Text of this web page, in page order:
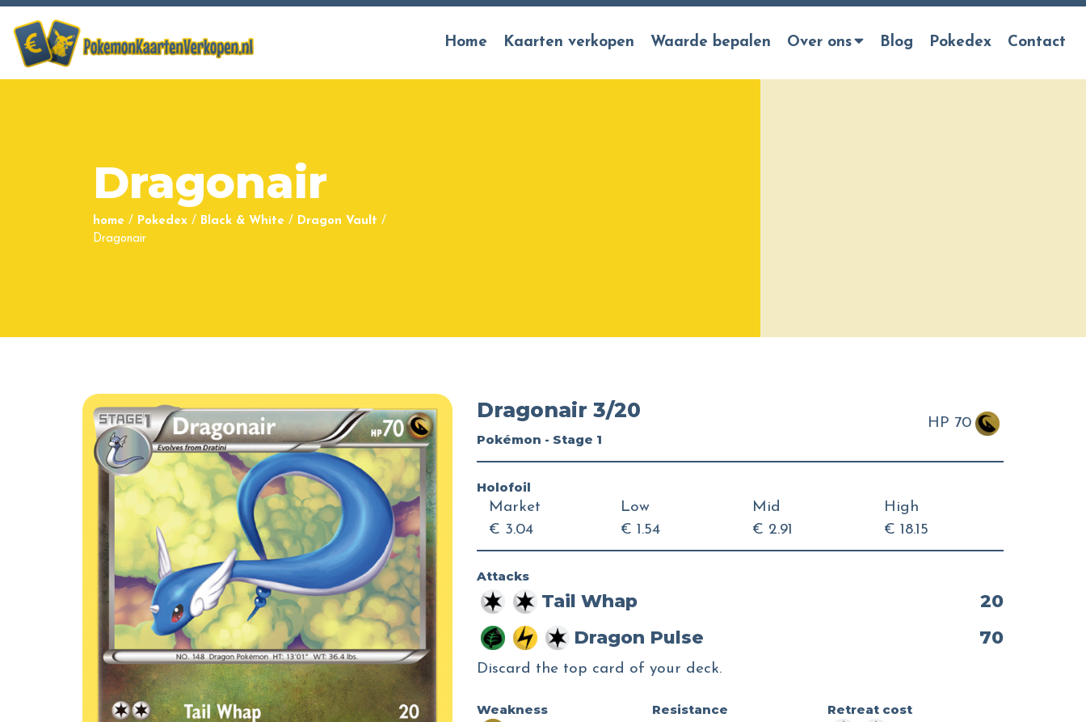
Home Kaarten verkopen Waarde bepalen Over ons Blog Pokedex Contact
Dragonair
home / Pokedex / Black & White / Dragon Vault /
Dragonair
Dragonair 3/20
Pokémon - Stage 1
HP 70
Holofoil
Market
€ 3.04
Low
€ 1.54
Mid
€ 2.91
High
€ 18.15
Attacks
Tail Whap
20
Dragon Pulse
70
Discard the top card of your deck.
Weakness
Resistance
Retreat cost